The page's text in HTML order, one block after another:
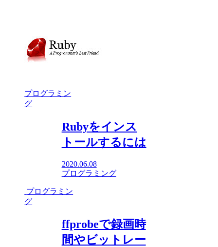
プログラミン
グ
Rubyをインス
トールするには
2020.06.08
プログラミング
プログラミン
グ
ffprobeで録画時
間やビットレー